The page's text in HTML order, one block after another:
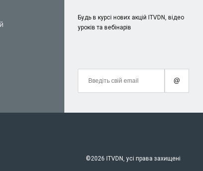
Будь в курсі нових акцій ITVDN, відео
уроків та вебінарів
@
©2026 ITVDN, усі права захищені